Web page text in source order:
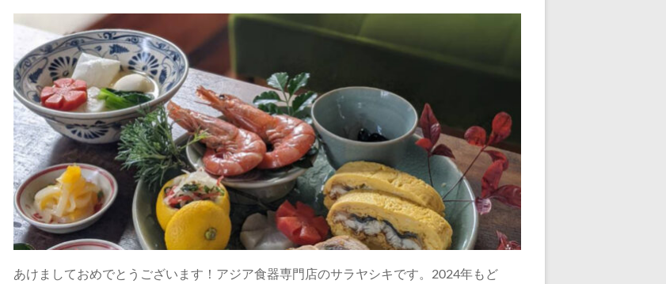
あけましておめでとうございます！アジア食器専門店のサラヤシキです。2024年もど